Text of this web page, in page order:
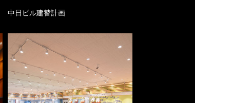
中日ビル建替計画